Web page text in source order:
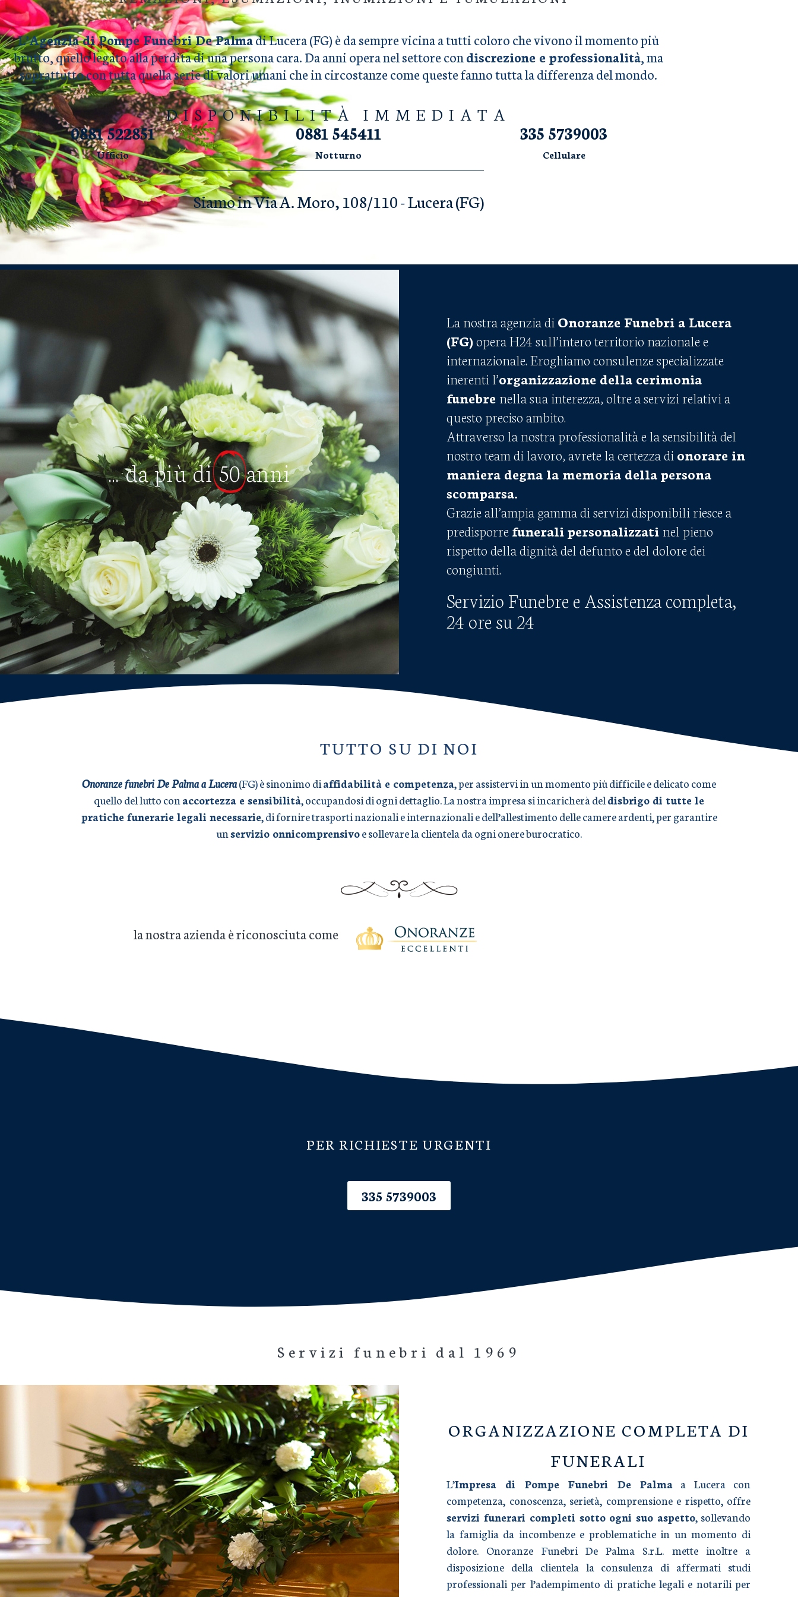
L’Agenzia di Pompe Funebri De Palmadi Lucera (FG) è da sempre vicina a tutti coloro che vivono il momento più
brutto, quello legato alla perdita di una persona cara. Da anni opera nel settore condiscrezione e professionalità, ma
soprattutto con tutta quella serie di valori umani che in circostanze come queste fanno tutta la differenza del mondo.
DISPONIBILITÀ IMMEDIATA
0881 522851
Ufficio
0881 545411
Notturno
335 5739003
Cellulare
Siamo in Via A. Moro, 108/110 - Lucera (FG)
... da più di50anni
La nostra agenzia di Onoranze Funebri a Lucera
(FG)opera H24 sull’intero territorio nazionale e
internazionale.Eroghiamo consulenze specializzate
inerenti l’organizzazione della cerimonia
funebre nella sua interezza, oltre a servizi relativi a
questo preciso ambito.
Attraverso la nostra professionalità e la sensibilità del
nostro team di lavoro, avrete la certezza di onorare in
maniera degna la memoria della persona
scomparsa.
Grazie all’ampia gamma di servizi disponibili riesce a
predisporrefunerali personalizzati nel pieno
rispetto della dignità del defunto e del dolore dei
congiunti.
Servizio Funebre e Assistenza completa,
24 ore su 24
TUTTO SU DI NOI
Onoranze funebri De Palma a Lucera(FG) è sinonimo diaffidabilità e competenza, per assistervi in un momento più difficile e delicato come
quello del lutto con accortezza e sensibilità, occupandosi di ogni dettaglio. La nostra impresa si incaricherà deldisbrigo di tutte le
pratiche funerarie legali necessarie, di fornire trasporti nazionali e internazionali e dell’allestimento delle camere ardenti, per garantire
unservizio onnicomprensivoe sollevare la clientela da ogni onere burocratico.
la nostra azienda è riconosciuta come
PER RICHIESTE URGENTI
335 5739003
Servizi funebri dal 1969
ORGANIZZAZIONE COMPLETA DI
FUNERALI
L’Impresa di Pompe Funebri De Palmaa Lucera con
competenza, conoscenza, serietà, comprensione e rispetto, offre
servizi funerari completi sotto ogni suo aspetto, sollevando
la famiglia da incombenze e problematiche in un momento di
dolore. Onoranze Funebri De Palma S.r.L. mette inoltre a
disposizione della clientela la consulenza di affermati studi
professionali per l’adempimento di pratiche legali e notarili per